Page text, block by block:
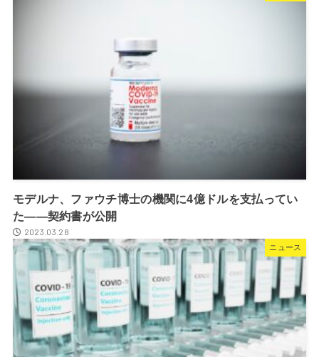
モデルナ、ファウチ博士の機関に4億ドルを支払ってい
た――契約書が公開
2023.03.28
ニュース